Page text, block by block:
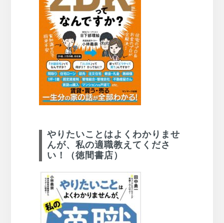
やりたいことはよくわかりませ
んが、私の適職教えてくださ
い！（徳間書店）